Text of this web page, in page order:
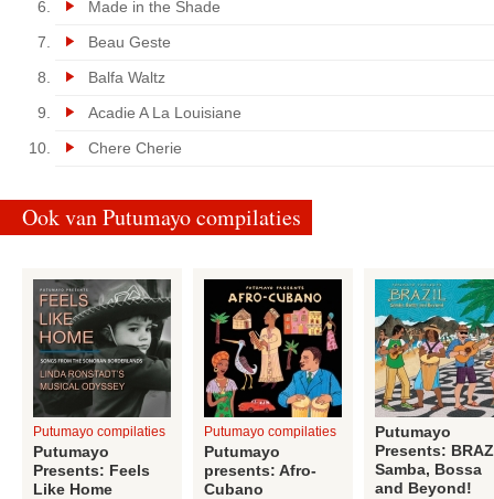
Made in the Shade
Beau Geste
Balfa Waltz
Acadie A La Louisiane
Chere Cherie
Ook van Putumayo compilaties
Putumayo compilaties
Putumayo
Presents: Feels
Like Home
Putumayo compilaties
Putumayo
presents: Afro-
Cubano
Putumayo
Presents:
Samba, Bossa
and Beyond!